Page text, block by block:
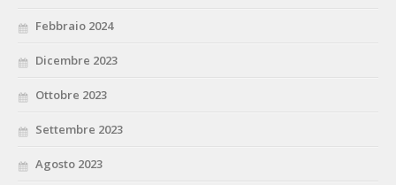
Febbraio 2024
Dicembre 2023
Ottobre 2023
Settembre 2023
Agosto 2023